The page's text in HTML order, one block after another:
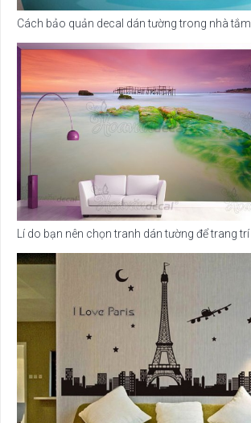
Cách bảo quản decal dán tường trong nhà tắm
Lí do bạn nên chọn tranh dán tường để trang trí